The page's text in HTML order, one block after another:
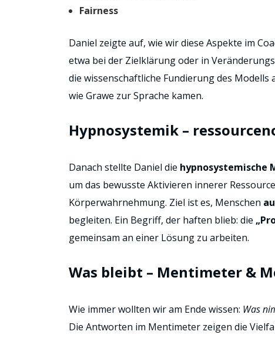
Fairness
Daniel zeigte auf, wie wir diese Aspekte im
etwa bei der Zielklärung oder in
die wissenschaftliche Fundierung des
wie Grawe zur Sprache kamen.
Hypnosystemik –
Danach stellte Daniel die hypnosystemische
um das bewusste Aktivieren innerer
Körperwahrnehmung. Ziel ist es, Menschen
begleiten. Ein Begriff, der haften blieb: die
gemeinsam an einer Lösung zu arbeiten.
Was bleibt – Mentimeter &
Wie immer wollten wir am Ende wissen: Was
Die Antworten im Mentimeter zeigen die